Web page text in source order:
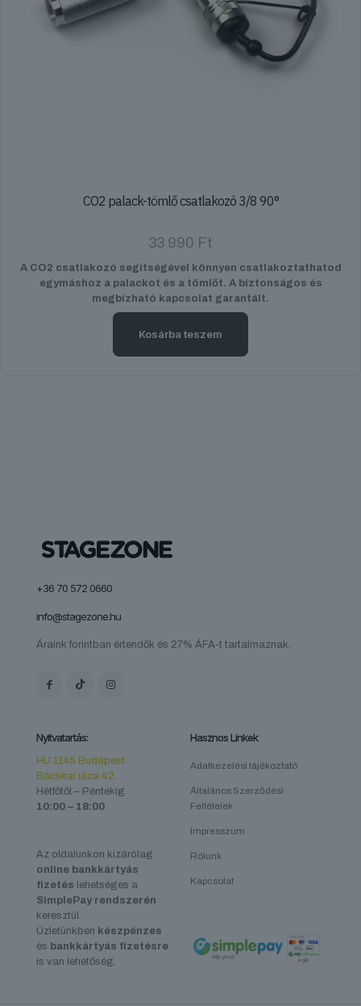
CO2 palack-tömlő csatlakozó 3/8 90°
33 990 Ft
A CO2 csatlakozó segítségével könnyen csatlakoztathatod
egymáshoz a palackot és a tömlőt. A biztonságos és
megbízható kapcsolat garantált.
Kosárba teszem
+36 70 572 0660
info@stagezone.hu
Áraink forintban értendők és 27% ÁFA-t tartalmaznak.
Nyitvatartás:
HU 1145 Budapest
Bácskai utca 42.
Hétfőtől – Péntekig
10:00 – 18:00
Az oldalunkon kizárólag
online bankkártyás
fizetés lehetséges a
SimplePay rendszerén
keresztül.
Üzletünkben készpénzes
és bankkártyás fizetésre
is van lehetőség.
Hasznos Linkek
Adatkezelési tájékoztató
Általános Szerződési
Feltételek
Impresszum
Rólunk
Kapcsolat